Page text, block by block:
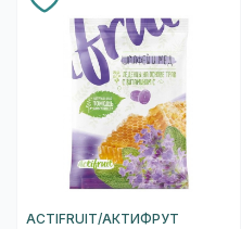
ACTIFRUIT/АКТИФРУТ